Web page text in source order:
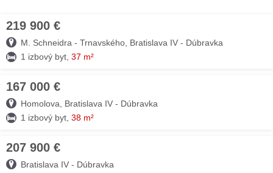
219 900 €
M. Schneidra - Trnavského, Bratislava IV - Dúbravka
1 izbový byt, 37 m²
167 000 €
Homolova, Bratislava IV - Dúbravka
1 izbový byt, 38 m²
207 900 €
Bratislava IV - Dúbravka